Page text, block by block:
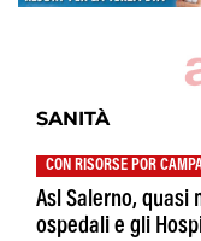
SANITÀ
CON RISORSE POR
Asl Salerno, quasi
ospedali e gli